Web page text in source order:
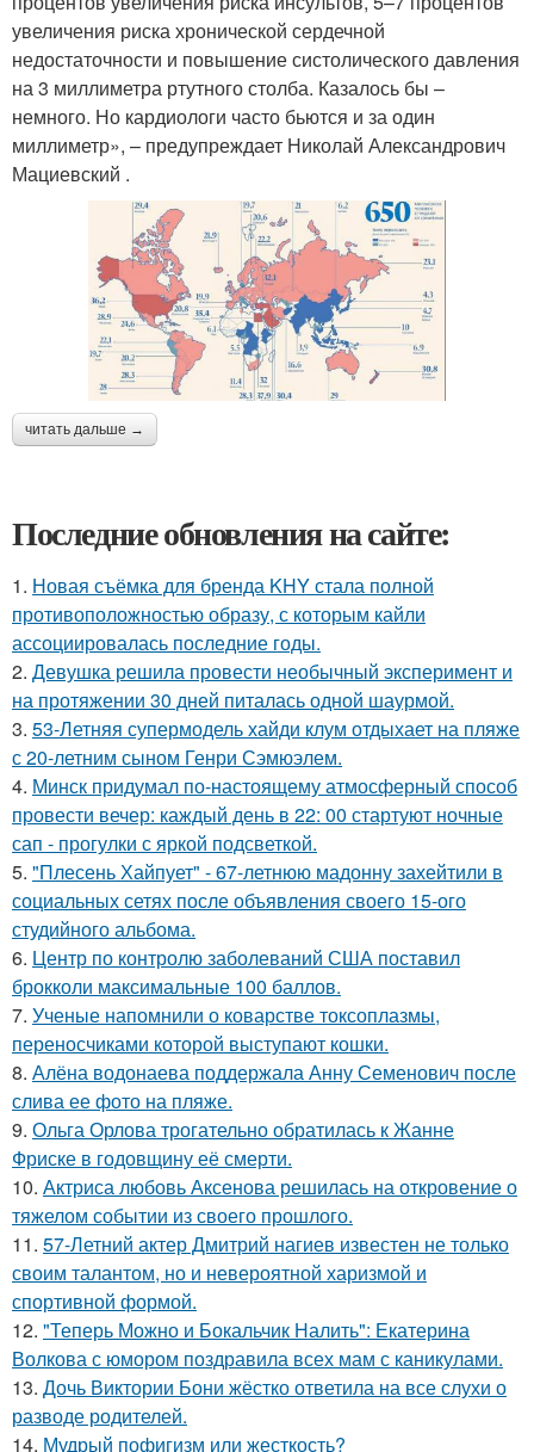
увеличения риска хронической сердечной
недостаточности и повышение систолического давления
на 3 миллиметра ртутного столба. Казалось бы –
немного. Но кардиологи часто бьются и за один
миллиметр», – предупреждает Николай Александрович
Мациевский .
читать дальше →
Последние обновления на сайте:
1. Новая съёмка для бренда KHY стала полной
противоположностью образу, с которым кайли
ассоциировалась последние годы.
2. Девушка решила провести необычный эксперимент и
на протяжении 30 дней питалась одной шаурмой.
3. 53-Летняя супермодель хайди клум отдыхает на пляже
с 20-летним сыном Генри Сэмюэлем.
4. Минск придумал по-настоящему атмосферный способ
провести вечер: каждый день в 22: 00 стартуют ночные
сап - прогулки с яркой подсветкой.
5. "Плесень Хайпует" - 67-летнюю мадонну захейтили в
социальных сетях после объявления своего 15-ого
студийного альбома.
6. Центр по контролю заболеваний США поставил
брокколи максимальные 100 баллов.
7. Ученые напомнили о коварстве токсоплазмы,
переносчиками которой выступают кошки.
8. Алёна водонаева поддержала Анну Семенович после
слива ее фото на пляже.
9. Ольга Орлова трогательно обратилась к Жанне
Фриске в годовщину её смерти.
10. Актриса любовь Аксенова решилась на откровение о
тяжелом событии из своего прошлого.
11. 57-Летний актер Дмитрий нагиев известен не только
своим талантом, но и невероятной харизмой и
спортивной формой.
12. "Теперь Можно и Бокальчик Налить": Екатерина
Волкова с юмором поздравила всех мам с каникулами.
13. Дочь Виктории Бони жёстко ответила на все слухи о
разводе родителей.
14. Мудрый пофигизм или жесткость?